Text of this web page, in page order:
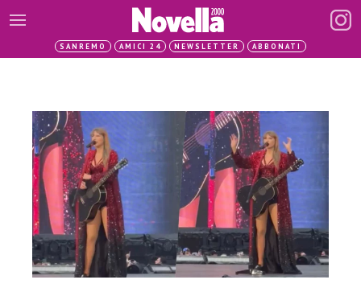
SANREMO AMICI 24 NEWSLETTER ABBONATI